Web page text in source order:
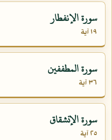
سورة الإنفطار
١٩ آية
سورة المطففين
٣٦ آية
سورة الإنشقاق
٢٥ آية